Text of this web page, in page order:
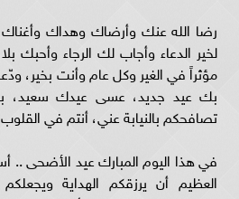
رضا الله عنك وأرضاك وهداك
لخير الدعاء وأجاب لك الرجاء وأحبك
مؤثراً في الغير وكل عام وأنت
بك عيد جديد، عسى عيدك سعيد،
تصافحكم بالنيابة عني، أنتم في
في هذا اليوم المبارك عيد الأضحى ..
العظيم أن يرزقكم الهداية